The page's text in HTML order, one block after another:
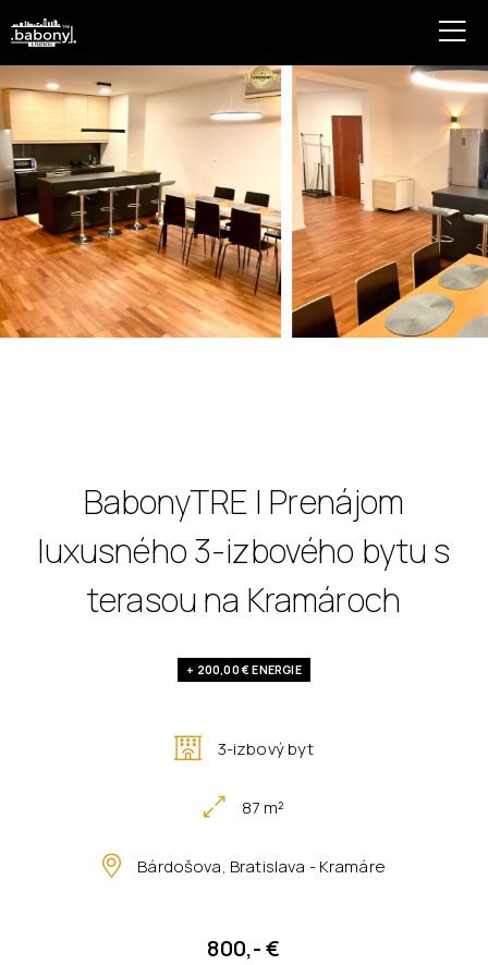
BabonyTRE | Prenájom
luxusného 3-izbového bytu s
terasou na Kramároch
+ 200,00 € ENERGIE
3-izbový byt
87 m²
Bárdošova, Bratislava - Kramáre
800,- €